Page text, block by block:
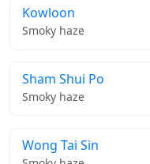
Kowloon
Smoky haze
Sham Shui Po
Smoky haze
Wong Tai Sin